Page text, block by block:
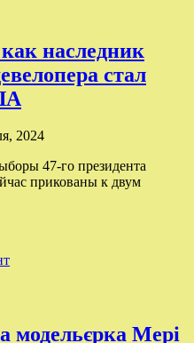
наследник
стал
2024
47-го президента
прикованы к двум
модельєрка Мері